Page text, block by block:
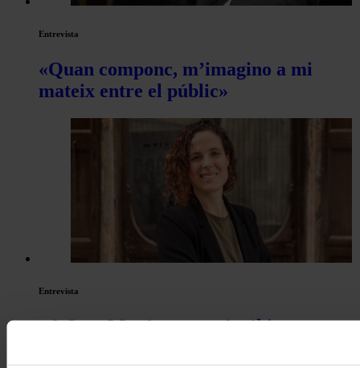
Entrevista
«Quan componc, m’imagino a mi
mateix entre el públic»
Entrevista
«A Sant Magí, no només s’hi ve a